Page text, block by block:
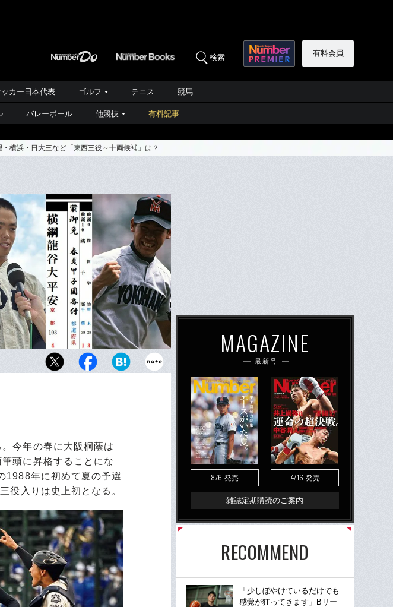
検索 有料会員
カー日本代表 ゴルフ テニス 競馬
バレーボール 他競技 有料記事
横浜・日大三など「東西三役～十両候補」は？
大阪桐蔭、松坂大輔らの横浜…強豪校も徐々に
今年の春に大阪桐蔭は
頭に昇格することにな
1988年に初めて夏の予選
役入りは史上初となる。
MAGAZINE
最新号
8/6 発売 4/16 発売
雑誌定期購読のご案内
RECOMMEND
「少しぼやけているだけでも
感覚が狂ってきます」Bリー